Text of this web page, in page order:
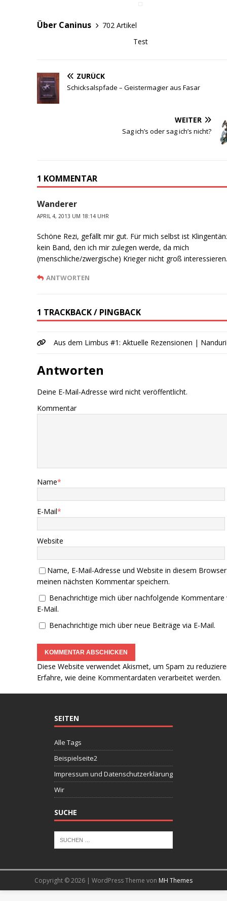
Über Caninus
702 Artikel
Test
ZURÜCK
Schicksalspfade – Geistermagier aus Fasar
WEITER
Sag ich’s oder sag ich’s nicht?
1 KOMMENTAR
Wanderer
APRIL 4, 2013 UM 18:14 UHR
Schöne Rezi, gefällt mir gut. Für mich selbst ist
kein Band, den ich mir zulegen werde, da mich
(menschliche/zwergische) Krieger nicht groß
ANTWORTEN
1 TRACKBACK / PINGBACK
Aus dem Limbus #1: Aktuelle Rezensionen |
Antworten
Deine E-Mail-Adresse wird nicht veröffentlicht.
Kommentar
Name*
E-Mail*
Website
Name, E-Mail-Adresse und Website in diesem
meinen nächsten Kommentar speichern.
Benachrichtige mich über nachfolgende Kommentare
E-Mail.
Benachrichtige mich über neue Beiträge via E-Mail.
Diese Website verwendet Akismet, um Spam zu
Erfahre, wie deine Kommentardaten verarbeitet werden.
SEITEN
Alle Tags
Beispielseite2
Impressum und Datenschutzerklärung
Wir
SUCHE
Copyright © 2026 | WordPress Theme von MH Themes